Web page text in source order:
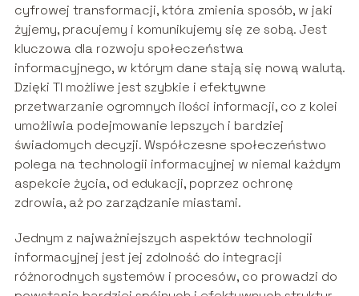
cyfrowej transformacji, która zmienia sposób, w jaki
żyjemy, pracujemy i komunikujemy się ze sobą. Jest
kluczowa dla rozwoju społeczeństwa
informacyjnego, w którym dane stają się nową walutą.
Dzięki TI możliwe jest szybkie i efektywne
przetwarzanie ogromnych ilości informacji, co z kolei
umożliwia podejmowanie lepszych i bardziej
świadomych decyzji. Współczesne społeczeństwo
polega na technologii informacyjnej w niemal każdym
aspekcie życia, od edukacji, poprzez ochronę
zdrowia, aż po zarządzanie miastami.
Jednym z najważniejszych aspektów technologii
informacyjnej jest jej zdolność do integracji
różnorodnych systemów i procesów, co prowadzi do